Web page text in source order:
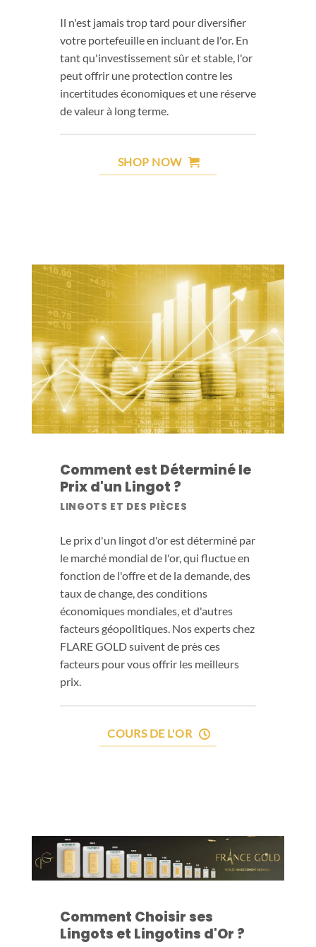
Il n'est jamais trop tard pour diversifier
votre portefeuille en incluant de l'or. En
tant qu'investissement sûr et stable, l'or
peut offrir une protection contre les
incertitudes économiques et une réserve
de valeur à long terme.
SHOP NOW
Comment est Déterminé le
Prix d'un Lingot ?
LINGOTS ET DES PIÈCES
Le prix d'un lingot d'or est déterminé par
le marché mondial de l'or, qui fluctue en
fonction de l'offre et de la demande, des
taux de change, des conditions
économiques mondiales, et d'autres
facteurs géopolitiques. Nos experts chez
FLARE GOLD suivent de près ces
facteurs pour vous offrir les meilleurs
prix.
COURS DE L'OR
Comment Choisir ses
Lingots et Lingotins d'Or ?